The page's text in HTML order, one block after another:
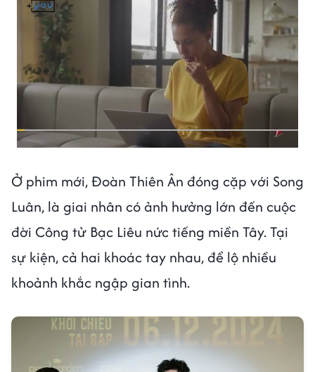
Ở phim mới, Đoàn Thiên Ân đóng cặp với Song
Luân, là giai nhân có ảnh hưởng lớn đến cuộc
đời Công tử Bạc Liêu nức tiếng miền Tây. Tại
sự kiện, cả hai khoác tay nhau, để lộ nhiều
khoảnh khắc ngập gian tình.